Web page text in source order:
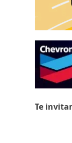
Te